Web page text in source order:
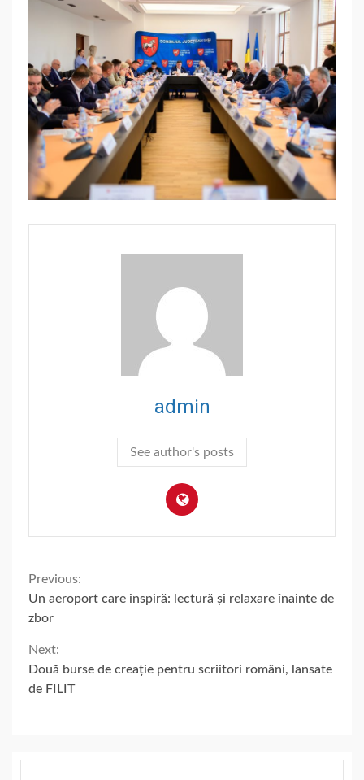
admin
See author's posts
Continue
Reading
Previous:
Un aeroport care inspiră: lectură și relaxare înainte de
zbor
Next:
Două burse de creație pentru scriitori români, lansate
de FILIT